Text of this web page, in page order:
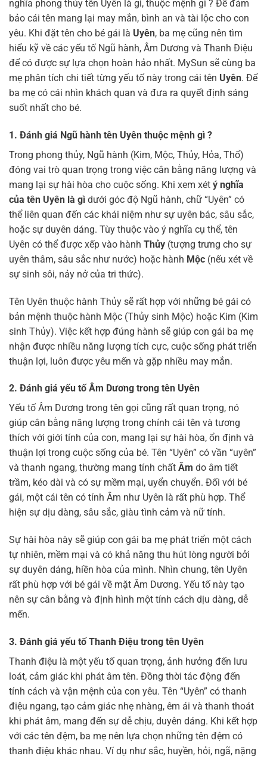
nghĩa phong thủy tên Uyên là gì, thuộc mệnh gì ? Để đảm
bảo cái tên mang lại may mắn, bình an và tài lộc cho con
yêu. Khi đặt tên cho bé gái là Uyên, ba mẹ cũng nên tìm
hiểu kỹ về các yếu tố Ngũ hành, Âm Dương và Thanh Điệu
để có được sự lựa chọn hoàn hảo nhất. MySun sẽ cùng ba
mẹ phân tích chi tiết từng yếu tố này trong cái tên Uyên. Để
ba mẹ có cái nhìn khách quan và đưa ra quyết định sáng
suốt nhất cho bé.
1. Đánh giá Ngũ hành tên Uyên thuộc mệnh gì ?
Trong phong thủy, Ngũ hành (Kim, Mộc, Thủy, Hỏa, Thổ)
đóng vai trò quan trọng trong việc cân bằng năng lượng và
mang lại sự hài hòa cho cuộc sống. Khi xem xét ý nghĩa
của tên Uyên là gì dưới góc độ Ngũ hành, chữ “Uyên” có
thể liên quan đến các khái niệm như sự uyên bác, sâu sắc,
hoặc sự duyên dáng. Tùy thuộc vào ý nghĩa cụ thể, tên
Uyên có thể được xếp vào hành Thủy (tượng trưng cho sự
uyên thâm, sâu sắc như nước) hoặc hành Mộc (nếu xét về
sự sinh sôi, nảy nở của tri thức).
Tên Uyên thuộc hành Thủy sẽ rất hợp với những bé gái có
bản mệnh thuộc hành Mộc (Thủy sinh Mộc) hoặc Kim (Kim
sinh Thủy). Việc kết hợp đúng hành sẽ giúp con gái ba mẹ
nhận được nhiều năng lượng tích cực, cuộc sống phát triển
thuận lợi, luôn được yêu mến và gặp nhiều may mắn.
2. Đánh giá yếu tố Âm Dương trong tên Uyên
Yếu tố Âm Dương trong tên gọi cũng rất quan trọng, nó
giúp cân bằng năng lượng trong chính cái tên và tương
thích với giới tính của con, mang lại sự hài hòa, ổn định và
thuận lợi trong cuộc sống của bé. Tên “Uyên” có vần “uyên”
và thanh ngang, thường mang tính chất Âm do âm tiết
trầm, kéo dài và có sự mềm mại, uyển chuyển. Đối với bé
gái, một cái tên có tính Âm như Uyên là rất phù hợp. Thể
hiện sự dịu dàng, sâu sắc, giàu tình cảm và nữ tính.
Sự hài hòa này sẽ giúp con gái ba mẹ phát triển một cách
tự nhiên, mềm mại và có khả năng thu hút lòng người bởi
sự duyên dáng, hiền hòa của mình. Nhìn chung, tên Uyên
rất phù hợp với bé gái về mặt Âm Dương. Yếu tố này tạo
nên sự cân bằng và định hình một tính cách dịu dàng, dễ
mến.
3. Đánh giá yếu tố Thanh Điệu trong tên Uyên
Thanh điệu là một yếu tố quan trọng, ảnh hưởng đến lưu
loát, cảm giác khi phát âm tên. Đồng thời tác động đến
tính cách và vận mệnh của con yêu. Tên “Uyên” có thanh
điệu ngang, tạo cảm giác nhẹ nhàng, êm ái và thanh thoát
khi phát âm, mang đến sự dễ chịu, duyên dáng. Khi kết hợp
với các tên đệm, ba mẹ nên lựa chọn những tên đệm có
thanh điệu khác nhau. Ví dụ như sắc, huyền, hỏi, ngã, nặng